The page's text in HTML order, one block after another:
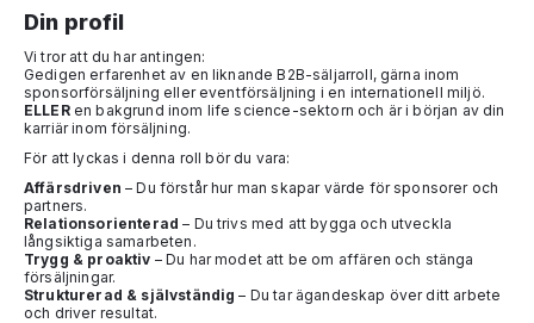
Din profil
Vi tror att du har antingen:
Gedigen erfarenhet av en liknande B2B-säljarroll, gärna inom
sponsorförsäljning eller eventförsäljning i en internationell miljö.
ELLERen bakgrund inom life science-sektorn och är i början av din
karriär inom försäljning.
För att lyckas i denna roll bör du vara:
Affärsdriven – Du förstår hur man skapar värde för sponsorer och
partners.
Relationsorienterad – Du trivs med att bygga och utveckla
långsiktiga samarbeten.
Trygg & proaktiv – Du har modet att be om affären och stänga
försäljningar.
Strukturerad & självständig – Du tar ägandeskap över ditt arbete
och driver resultat.